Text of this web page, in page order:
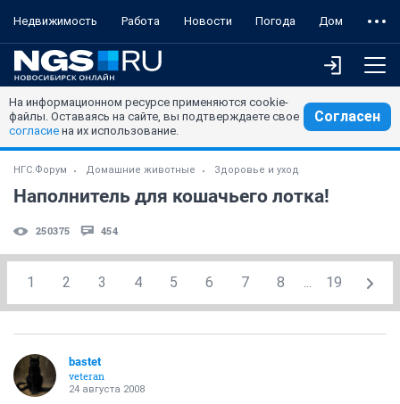
Недвижимость Работа Новости Погода Дом
На информационном ресурсе применяются cookie-
файлы. Оставаясь на сайте, вы подтверждаете свое
согласие на их использование.
Согласен
НГС.Форум Домашние животные Здоровье и уход
Наполнитель для кошачьего лотка!
250375 454
1 2 3 4 5 6 7 8 ... 19
bastet
veteran
24 августа 2008